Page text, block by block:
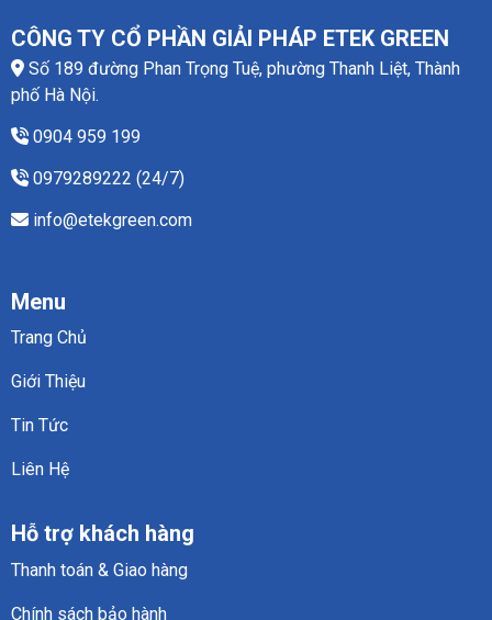
CÔNG TY CỔ PHẦN GIẢI PHÁP ETEK GREEN
Số 189 đường Phan Trọng Tuệ, phường Thanh Liệt, Thành
phố Hà Nội.
0904 959 199
0979289222 (24/7)
info@etekgreen.com
Menu
Trang Chủ
Giới Thiệu
Tin Tức
Liên Hệ
Hỗ trợ khách hàng
Thanh toán & Giao hàng
Chính sách bảo hành